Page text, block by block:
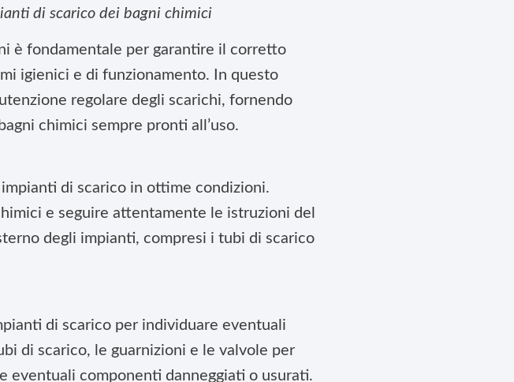
di scarico dei bagni chimici
è fondamentale per garantire il corretto
igienici e di funzionamento. In questo
regolare degli scarichi, fornendo
chimici sempre pronti all’uso.
di scarico in ottime condizioni.
e seguire attentamente le istruzioni del
degli impianti, compresi i tubi di scarico
di scarico per individuare eventuali
di scarico, le guarnizioni e le valvole per
eventuali componenti danneggiati o usurati.